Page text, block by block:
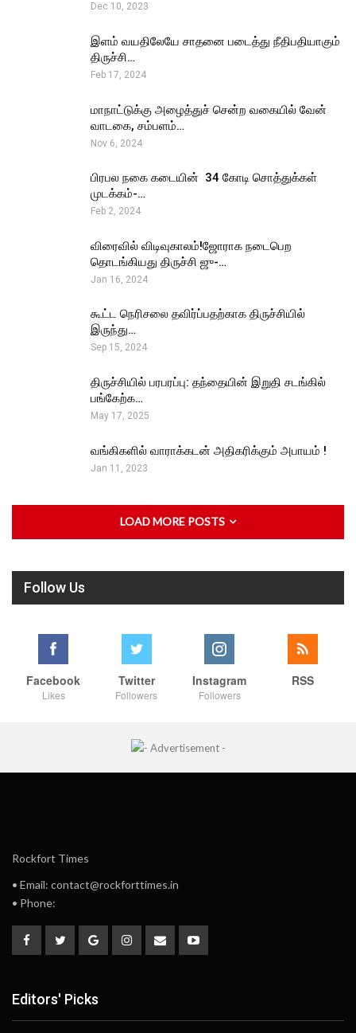
Dec 10, 2023
இளம் வயதிலேயே சாதனை படைத்து நீதிபதியாகும்
திருச்சி…
Feb 17, 2024
மாநாட்டுக்கு அழைத்துச் சென்ற வகையில் வேன்
வாடகை, சம்பளம்…
Nov 6, 2024
பிரபல நகை கடையின் ₹ 34 கோடி சொத்துக்கள்
முடக்கம்-…
Feb 2, 2024
விரைவில் விடிவுகாலம்!ஜோராக நடைபெற
தொடங்கியது திருச்சி ஜு-…
Jan 16, 2024
கூட்ட நெரிசலை தவிர்ப்பதற்காக திருச்சியில்
இருந்து…
Sep 15, 2024
திருச்சியில் பரபரப்பு: தந்தையின் இறுதி சடங்கில்
பங்கேற்க…
May 17, 2025
வங்கிகளில் வாராக்கடன் அதிகரிக்கும் அபாயம் !
Jan 11, 2023
LOAD MORE POSTS
Follow Us
Facebook
Likes
Twitter
Followers
Instagram
Followers
RSS
Rockfort Times
• Email: contact@rockforttimes.in
• Phone:
Editors' Picks